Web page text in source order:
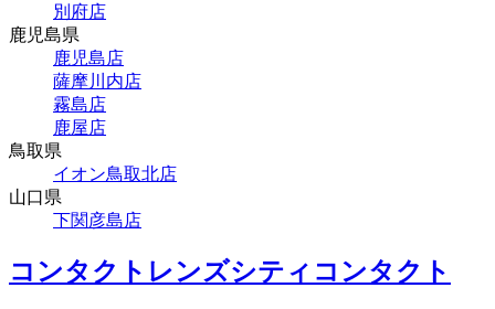
別府店
鹿児島県
鹿児島店
薩摩川内店
霧島店
鹿屋店
鳥取県
イオン鳥取北店
山口県
下関彦島店
コンタクトレンズシティコンタクト